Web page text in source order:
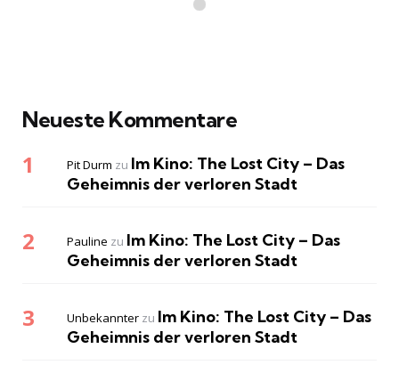
Neueste Kommentare
Pit Durm zu Im Kino: The Lost City – Das
Geheimnis der verloren Stadt
Pauline zu Im Kino: The Lost City – Das
Geheimnis der verloren Stadt
Unbekannter zu Im Kino: The Lost City – Das
Geheimnis der verloren Stadt